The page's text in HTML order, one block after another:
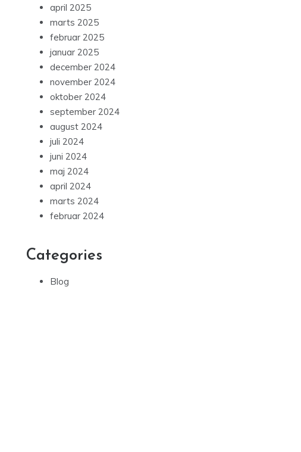
april 2025
marts 2025
februar 2025
januar 2025
december 2024
november 2024
oktober 2024
september 2024
august 2024
juli 2024
juni 2024
maj 2024
april 2024
marts 2024
februar 2024
Categories
Blog